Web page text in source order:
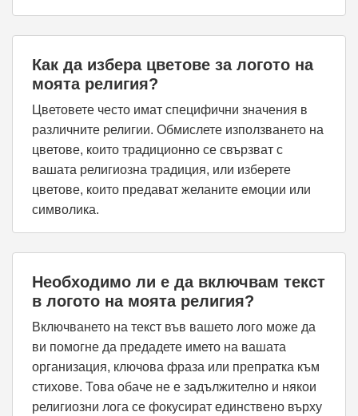
Как да избера цветове за логото на
моята религия?
Цветовете често имат специфични значения в
различните религии. Обмислете използването на
цветове, които традиционно се свързват с
вашата религиозна традиция, или изберете
цветове, които предават желаните емоции или
символика.
Необходимо ли е да включвам текст
в логото на моята религия?
Включването на текст във вашето лого може да
ви помогне да предадете името на вашата
организация, ключова фраза или препратка към
стихове. Това обаче не е задължително и някои
религиозни лога се фокусират единствено върху